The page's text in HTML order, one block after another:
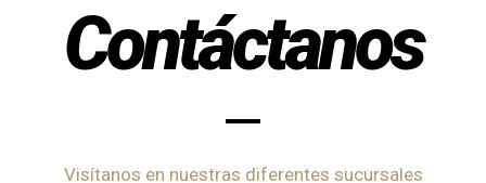
Contáctanos
Visítanos en nuestras diferentes sucursales